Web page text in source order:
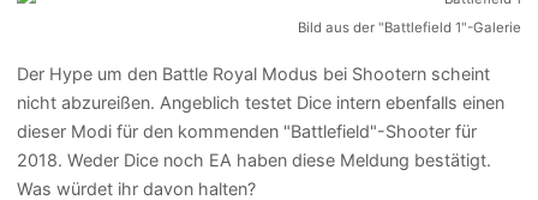
Bild aus der "Battlefield 1"-Galerie
Der Hype um den Battle Royal Modus bei Shootern scheint
nicht abzureißen. Angeblich testet Dice intern ebenfalls einen
dieser Modi für den kommenden "Battlefield"-Shooter für
2018. Weder Dice noch EA haben diese Meldung bestätigt.
Was würdet ihr davon halten?